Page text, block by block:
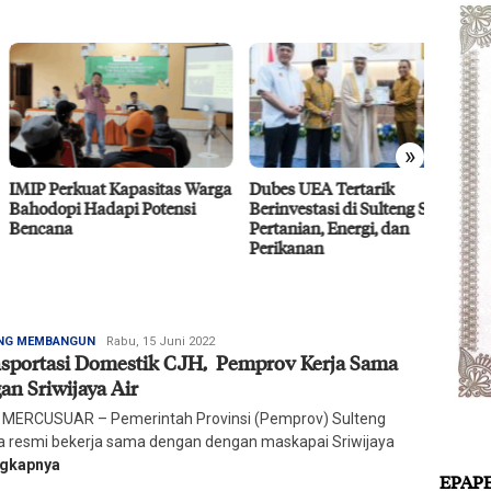
»
Kapasitas Warga
Hadapi Potensi
Dubes UEA Tertarik
Berinvestasi di Sulteng Sektor
Pertanian, Energi, dan
Perikanan
CPO
Agro
2026
MEMBANGUNRedaksi
Harian
Mercusuar
Rabu, 15 Juni 2022
Domestik CJH, Pemprov Kerja Sama
Sriwijaya Air
MERCUSUAR – Pemerintah Provinsi (Pemprov) Sulteng
resmi bekerja sama dengan dengan maskapai Sriwijaya